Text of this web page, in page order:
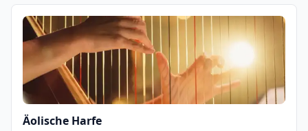
Äolische Harfe